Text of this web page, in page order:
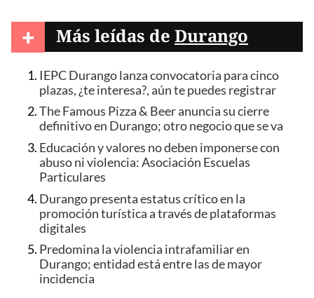
+ Más leídas de Durango
IEPC Durango lanza convocatoria para cinco
plazas, ¿te interesa?, aún te puedes registrar
The Famous Pizza & Beer anuncia su cierre
definitivo en Durango; otro negocio que se va
Educación y valores no deben imponerse con
abuso ni violencia: Asociación Escuelas
Particulares
Durango presenta estatus crítico en la
promoción turística a través de plataformas
digitales
Predomina la violencia intrafamiliar en
Durango; entidad está entre las de mayor
incidencia